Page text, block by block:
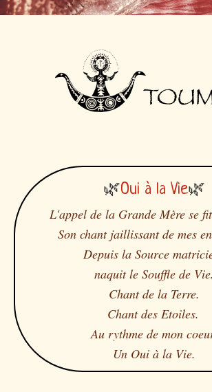
🌿Oui à la Vie🌿
L'appel de la Grande Mère se
Son chant jaillissant de mes
Depuis la Source
naquit le Souffle de Vie.
Chant de la Terre.
Chant des Etoiles.
Au rythme de mon
Un Oui à la Vie.